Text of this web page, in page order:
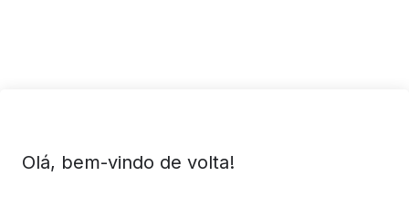
Olá, bem-vindo de volta!